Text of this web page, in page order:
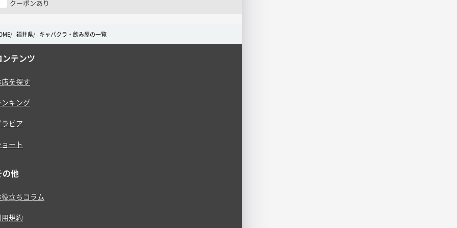
クーポンあり
福井県 キャバクラ・飲み屋の一覧
ンテンツ
を探す
キング
ビア
ート
の他
立ちコラム
規約